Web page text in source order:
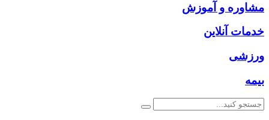
مشاوره و آموزش
خدمات آنلاین
ورزشی
بیمه